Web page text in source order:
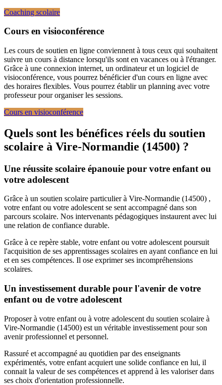
Coaching scolaire
Cours en visioconférence
Les cours de soutien en ligne conviennent à tous ceux qui souhaitent
suivre un cours à distance lorsqu'ils sont en vacances ou à l'étranger.
Grâce à une connexion internet, un ordinateur et un logiciel de
visioconférence, vous pourrez bénéficier d'un cours en ligne avec
des horaires flexibles. Vous pourrez établir un planning avec votre
professeur pour organiser les sessions.
Cours en visioconférence
Quels sont les bénéfices réels du soutien
scolaire à Vire-Normandie (14500) ?
Une réussite scolaire épanouie pour votre enfant ou
votre adolescent
Grâce à un soutien scolaire particulier à Vire-Normandie (14500) ,
votre enfant ou votre adolescent se sent accompagné dans son
parcours scolaire. Nos intervenants pédagogiques instaurent avec lui
une relation de confiance durable.
Grâce à ce repère stable, votre enfant ou votre adolescent poursuit
l'acquisition de ses apprentissages scolaires en ayant confiance en lui
et en ses compétences. Il ose exprimer ses incompréhensions
scolaires.
Un investissement durable pour l'avenir de votre
enfant ou de votre adolescent
Proposer à votre enfant ou à votre adolescent du soutien scolaire à
Vire-Normandie (14500) est un véritable investissement pour son
avenir professionnel et personnel.
Rassuré et accompagné au quotidien par des enseignants
expérimentés, votre enfant acquiert une solide confiance en lui, il
connait la valeur de ses compétences et apprend à les valoriser dans
ses choix d'orientation professionnelle.